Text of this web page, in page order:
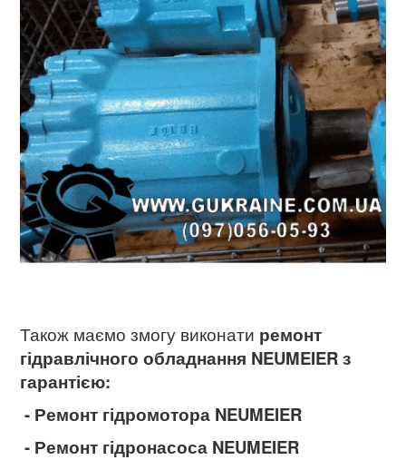
Також маємо змогу виконати ремонт
гідравлічного обладнання NEUMEIERз
гарантією:
- Ремонт гідромотора NEUMEIER
- Ремонт гідронасоса NEUMEIER